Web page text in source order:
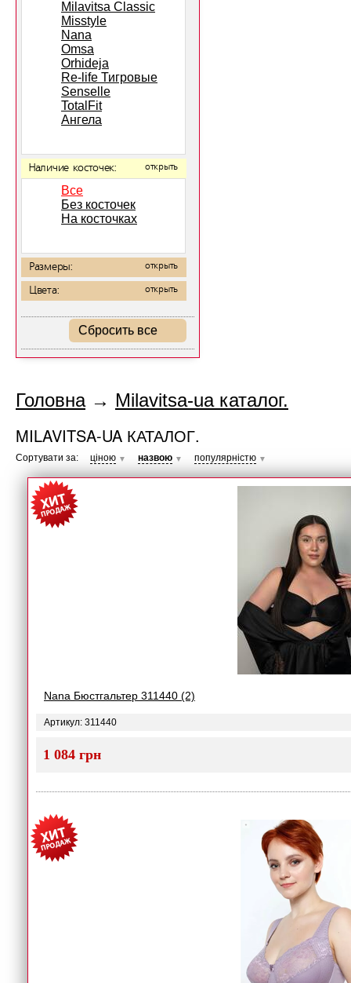
Milavitsa Classic
Misstyle
Nana
Omsa
Orhideja
Re-life Тигровые
Senselle
TotalFit
Ангела
Наличие косточек: открыть
Все
Без косточек
На косточках
Размеры: открыть
Цвета: открыть
Сбросить все
Головна→ Milavitsa-ua каталог.
MILAVITSA-UA КАТАЛОГ.
Сортувати за: ціною ▼ назвою ▼ популярністю ▼
Nana Бюстгальтер 311440 (2)
Артикул: 311440
1 084 грн